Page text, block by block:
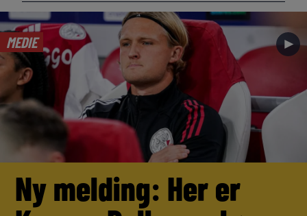
MEDIE ►
Ny melding: Her er